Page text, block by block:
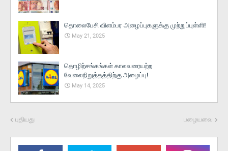
தொலைபேசி விளம்பர அழைப்புகளுக்கு முற்றுப்புள்ளி!
May 21, 2025
தொழிற்சங்கங்கள் காலவரையற்ற
வேலைநிறுத்தத்திற்கு அழைப்பு!
May 14, 2025
புதியது பழையவை